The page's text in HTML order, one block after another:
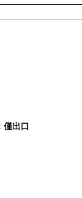
僅出口